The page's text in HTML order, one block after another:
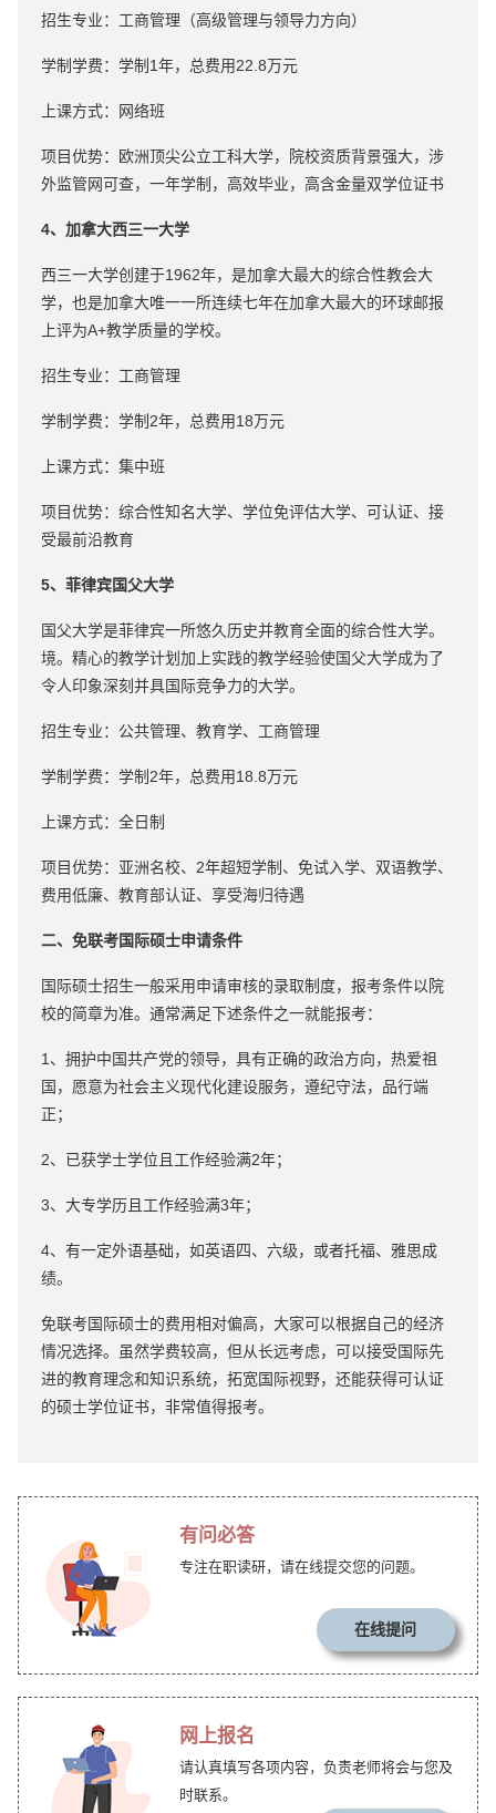
招生专业：工商管理（高级管理与领导力方向）
学制学费：学制1年，总费用22.8万元
上课方式：网络班
项目优势：欧洲顶尖公立工科大学，院校资质背景强大，涉
外监管网可查，一年学制，高效毕业，高含金量双学位证书
4、加拿大西三一大学
西三一大学创建于1962年，是加拿大最大的综合性教会大
学，也是加拿大唯一一所连续七年在加拿大最大的环球邮报
上评为A+教学质量的学校。
招生专业：工商管理
学制学费：学制2年，总费用18万元
上课方式：集中班
项目优势：综合性知名大学、学位免评估大学、可认证、接
受最前沿教育
5、菲律宾国父大学
国父大学是菲律宾一所悠久历史并教育全面的综合性大学。
境。精心的教学计划加上实践的教学经验使国父大学成为了
令人印象深刻并具国际竞争力的大学。
招生专业：公共管理、教育学、工商管理
学制学费：学制2年，总费用18.8万元
上课方式：全日制
项目优势：亚洲名校、2年超短学制、免试入学、双语教学、
费用低廉、教育部认证、享受海归待遇
二、免联考国际硕士申请条件
国际硕士招生一般采用申请审核的录取制度，报考条件以院
校的简章为准。通常满足下述条件之一就能报考：
1、拥护中国共产党的领导，具有正确的政治方向，热爱祖
国，愿意为社会主义现代化建设服务，遵纪守法，品行端
正；
2、已获学士学位且工作经验满2年；
3、大专学历且工作经验满3年；
4、有一定外语基础，如英语四、六级，或者托福、雅思成
绩。
免联考国际硕士的费用相对偏高，大家可以根据自己的经济
情况选择。虽然学费较高，但从长远考虑，可以接受国际先
进的教育理念和知识系统，拓宽国际视野，还能获得可认证
的硕士学位证书，非常值得报考。
有问必答
专注在职读研，请在线提交您的问题。
在线提问
网上报名
请认真填写各项内容，负责老师将会与您及
时联系。